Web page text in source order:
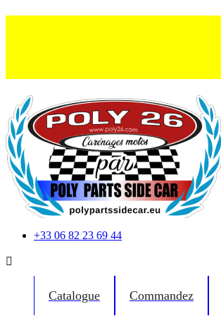
+33 06 82 23 69 44

Catalogue Commandez